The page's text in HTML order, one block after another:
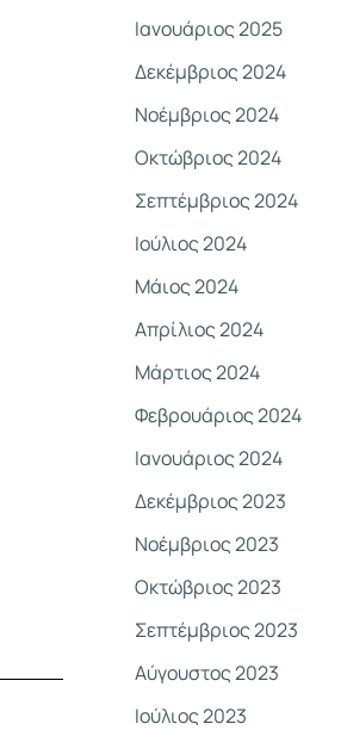
Ιανουάριος 2025
Δεκέμβριος 2024
Νοέμβριος 2024
Οκτώβριος 2024
Σεπτέμβριος 2024
Ιούλιος 2024
Μάιος 2024
Απρίλιος 2024
Μάρτιος 2024
Φεβρουάριος 2024
Ιανουάριος 2024
Δεκέμβριος 2023
Νοέμβριος 2023
Οκτώβριος 2023
Σεπτέμβριος 2023
Αύγουστος 2023
Ιούλιος 2023